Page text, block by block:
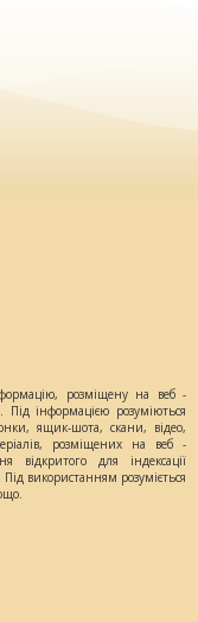
розміщену на веб -
Під інформацією розуміються
ящик-шота, скани, відео,
розміщених на веб -
відкритого для індексації
використанням розуміється